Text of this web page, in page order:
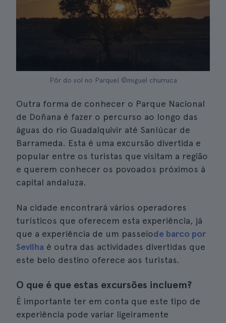
Pôr do sol no Parque| ©miguel churruca
Outra forma de conhecer o Parque Nacional
de Doñana é fazer o percurso ao longo das
águas do rio Guadalquivir até Sanlúcar de
Barrameda. Esta é uma excursão divertida e
popular entre os turistas que visitam a região
e querem conhecer os povoados próximos à
capital andaluza.
Na cidade encontrará vários operadores
turísticos que oferecem esta experiência, já
que a experiência de um passeiode barco por
Sevilha é outra das actividades divertidas que
este belo destino oferece aos turistas.
O que é que estas excursões incluem?
É importante ter em conta que este tipo de
experiência pode variar ligeiramente